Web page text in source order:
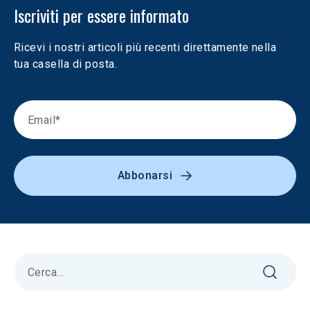
Iscriviti per essere informato
Ricevi i nostri articoli più recenti direttamente nella
tua casella di posta.
Abbonarsi